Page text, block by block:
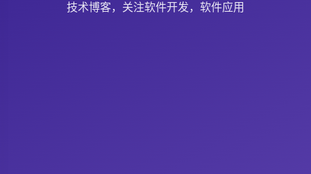
技术博客，关注软件开发，软件应用